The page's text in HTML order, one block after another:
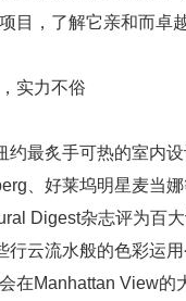
目，了解它亲和而卓
实力不俗
最炙手可热的室内设
、好莱坞明星麦当
Digest杂志评为百
行云流水般的色彩运
在Manhattan View的